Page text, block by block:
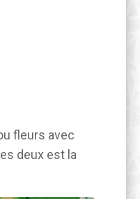
fleurs avec
deux est la